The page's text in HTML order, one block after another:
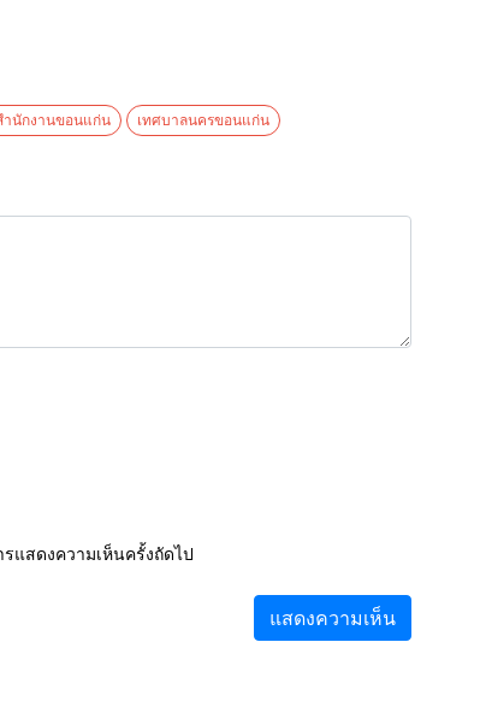
นักงานขอนแก่น เทศบาลนครขอนแก่น
แสดงความเห็นครั้งถัดไป